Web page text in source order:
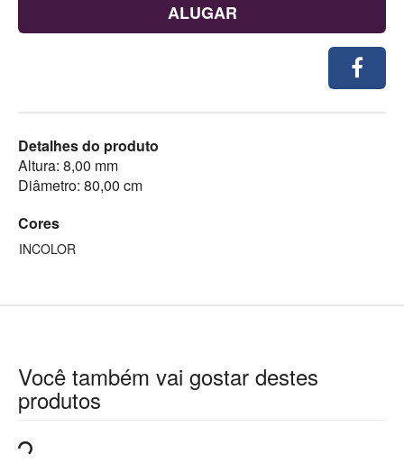
ALUGAR
Detalhes do produto
Altura: 8,00 mm
Diâmetro: 80,00 cm
Cores
INCOLOR
Você também vai gostar destes
produtos